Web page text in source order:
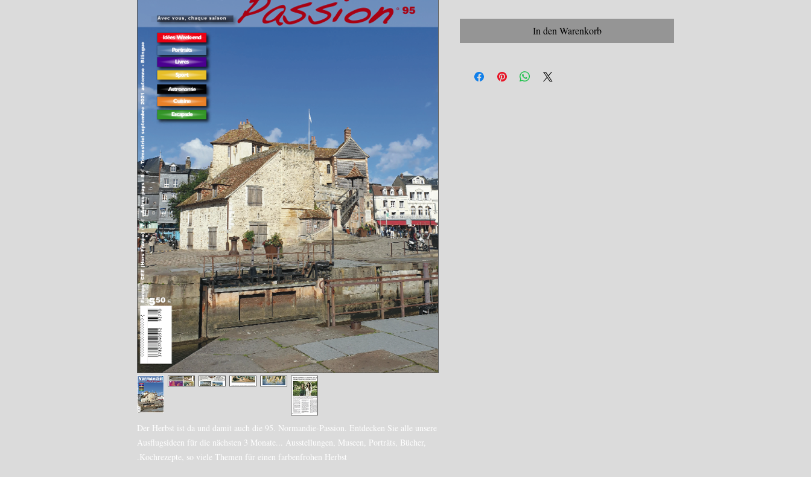
Der Herbst ist da und damit auch die 95. Normandie-Passion. Entdecken Sie alle unsere
Ausflugsideen für die nächsten 3 Monate... Ausstellungen, Museen, Porträts, Bücher,
Kochrezepte, so viele Themen für einen farbenfrohen Herbst.
In den Warenkorb